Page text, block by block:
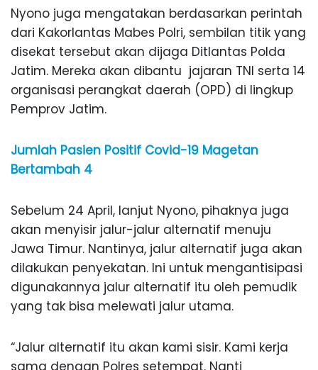
Nyono juga mengatakan berdasarkan perintah
dari Kakorlantas Mabes Polri, sembilan titik yang
disekat tersebut akan dijaga Ditlantas Polda
Jatim. Mereka akan dibantu jajaran TNI serta 14
organisasi perangkat daerah (OPD) di lingkup
Pemprov Jatim.
Jumlah Pasien Positif Covid-19 Magetan
Bertambah 4
Sebelum 24 April, lanjut Nyono, pihaknya juga
akan menyisir jalur-jalur alternatif menuju
Jawa Timur. Nantinya, jalur alternatif juga akan
dilakukan penyekatan. Ini untuk mengantisipasi
digunakannya jalur alternatif itu oleh pemudik
yang tak bisa melewati jalur utama.
“Jalur alternatif itu akan kami sisir. Kami kerja
sama dengan Polres setempat. Nanti